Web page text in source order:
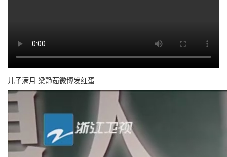
儿子满月 梁静茹微博发红蛋